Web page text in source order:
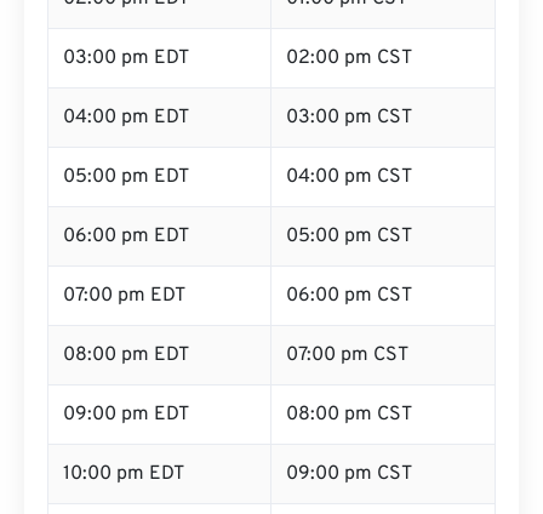
03:00 pm EDT 02:00 pm CST
04:00 pm EDT 03:00 pm CST
05:00 pm EDT 04:00 pm CST
06:00 pm EDT 05:00 pm CST
07:00 pm EDT 06:00 pm CST
08:00 pm EDT 07:00 pm CST
09:00 pm EDT 08:00 pm CST
10:00 pm EDT 09:00 pm CST